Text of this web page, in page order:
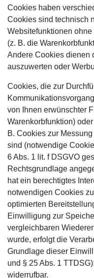
Cookies haben
Cookies sind technisch
Websitefunktionen
(z. B. die
Andere Cookies dienen
auszuwerten oder
Cookies, die zur
von Ihnen erwünschter
Warenkorbfunktion)
B. Cookies zur
sind (notwendige
6 Abs. 1 lit. f DSGVO
Rechtsgrundlage
hat ein berechtigtes
notwendigen Cookies
optimierten
Einwilligung zur
vergleichbaren
wurde, erfolgt die
Grundlage dieser
und § 25 Abs. 1
widerrufbar.